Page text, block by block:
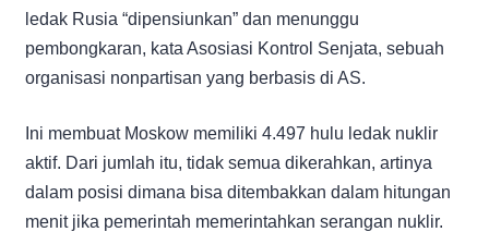
ledak Rusia “dipensiunkan” dan menunggu
pembongkaran, kata Asosiasi Kontrol Senjata, sebuah
organisasi nonpartisan yang berbasis di AS.
Ini membuat Moskow memiliki 4.497 hulu ledak nuklir
aktif. Dari jumlah itu, tidak semua dikerahkan, artinya
dalam posisi dimana bisa ditembakkan dalam hitungan
menit jika pemerintah memerintahkan serangan nuklir.